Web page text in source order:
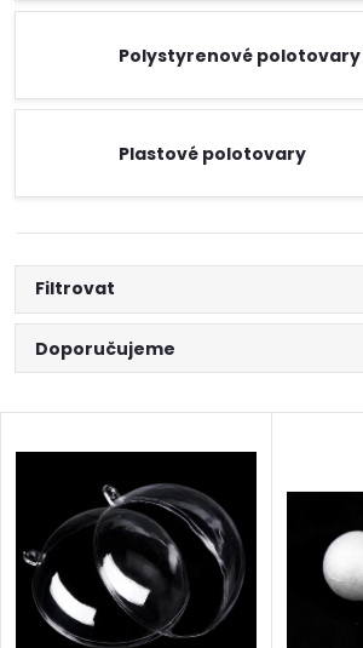
Polystyrenové
Plastové polotovary
Filtrovat
Ř
a
z
e
n
Doporučujeme
Nejdražší
Abecedně
V
p